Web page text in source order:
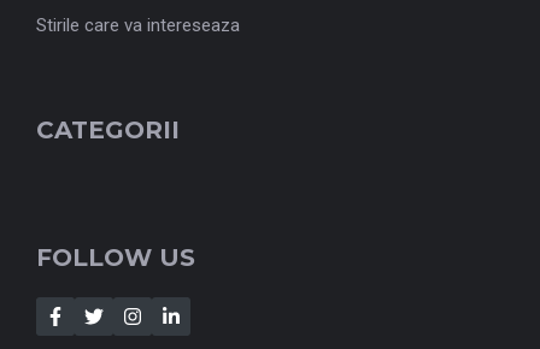
Stirile care va intereseaza
CATEGORII
FOLLOW US